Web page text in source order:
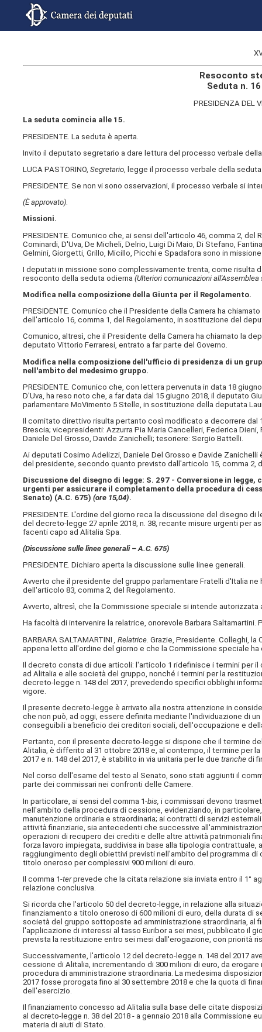
Resoconto
Seduta n.
PRESIDENZA DEL
La seduta comincia alle 15.
PRESIDENTE. La seduta è aperta.
Invito il deputato segretario a dare lettura del processo verbale
LUCA PASTORINO,Segretario , legge il processo verbale della
PRESIDENTE. Se non vi sono osservazioni, il processo verbale si
(È approvato).
Missioni.
PRESIDENTE. Comunico che, ai sensi dell'articolo 46, comma 2,
Cominardi, D'Uva, De Micheli, Delrio, Luigi Di Maio, Di Stefano,
Gelmini, Giorgetti, Grillo, Micillo, Picchi e Spadafora sono in
I deputati in missione sono complessivamente trenta, come
resoconto della seduta odierna(Ulteriori comunicazioni
Modifica nella composizione della Giunta per il Regolamento.
PRESIDENTE. Comunico che il Presidente della Camera ha
dell'articolo 16, comma 1, del Regolamento, in sostituzione del
Comunico, altresì, che il Presidente della Camera ha chiamato la
deputato Vittorio Ferraresi, entrato a far parte del Governo.
Modifica nella composizione dell'ufficio di presidenza di un
nell'ambito del medesimo gruppo.
PRESIDENTE. Comunico che, con lettera pervenuta in data 18
D'Uva, ha reso noto che, a far data dal 15 giugno 2018, il deputato
parlamentare MoVimento 5 Stelle, in sostituzione della deputata
Il comitato direttivo risulta pertanto così modificato a decorrere dal
Brescia; vicepresidenti: Azzurra Pia Maria Cancelleri, Federica
Daniele Del Grosso, Davide Zanichelli; tesoriere: Sergio Battelli.
Ai deputati Cosimo Adelizzi, Daniele Del Grosso e Davide
del presidente, secondo quanto previsto dall'articolo 15, comma 2,
Discussione del disegno di legge: S. 297 - Conversione in
urgenti per assicurare il completamento della procedura di
Senato) (A.C. 675)(ore 15,04).
PRESIDENTE. L'ordine del giorno reca la discussione del disegno
del decreto-legge 27 aprile 2018, n. 38, recante misure urgenti per
facenti capo ad Alitalia Spa.
(Discussione sulle linee generali – A.C. 675)
PRESIDENTE. Dichiaro aperta la discussione sulle linee generali.
Avverto che il presidente del gruppo parlamentare Fratelli d'Italia
dell'articolo 83, comma 2, del Regolamento.
Avverto, altresì, che la Commissione speciale si intende autorizzata
Ha facoltà di intervenire la relatrice, onorevole Barbara Saltamartini.
BARBARA SALTAMARTINI
, Relatrice.Grazie, Presidente. Colleghi, la
appena letto all'ordine del giorno e che la Commissione speciale ha
Il decreto consta di due articoli: l'articolo 1 ridefinisce i termini per
ad Alitalia e alle società del gruppo, nonché i termini per la
decreto-legge n. 148 del 2017, prevedendo specifici obblighi
vigore.
Il presente decreto-legge è arrivato alla nostra attenzione in
che non può, ad oggi, essere definita mediante l'individuazione di
conseguibili a beneficio dei creditori sociali, dell'occupazione e
Pertanto, con il presente decreto-legge si dispone che il termine
Alitalia, è differito al 31 ottobre 2018 e, al contempo, il termine per
2017 e n. 148 del 2017, è stabilito in via unitaria per le duetranche di
Nel corso dell'esame del testo al Senato, sono stati aggiunti il
parte dei commissari nei confronti delle Camere.
In particolare, ai sensi del comma 1-bis, i commissari devono
nell'ambito della procedura di cessione, evidenziando, in
manutenzione ordinaria e straordinaria; ai contratti di servizi
attività finanziarie, sia antecedenti che successive
operazioni di recupero dei crediti e delle altre attività patrimoniali
forza lavoro impiegata, suddivisa in base alla tipologia
raggiungimento degli obiettivi previsti nell'ambito del programma
titolo oneroso per complessivi 900 milioni di euro.
Il comma 1-terprevede che la citata relazione sia inviata entro il 1°
relazione conclusiva.
Si ricorda che l'articolo 50 del decreto-legge, in relazione alla
finanziamento a titolo oneroso di 600 milioni di euro, della durata
società del gruppo sottoposte ad amministrazione straordinaria, al
l'applicazione di interessi al tasso Euribor a sei mesi, pubblicato il
prevista la restituzione entro sei mesi dall'erogazione, con priorità
Successivamente, l'articolo 12 del decreto-legge n. 148 del 2017
cessione di Alitalia, incrementando di 300 milioni di euro, da
procedura di amministrazione straordinaria. La medesima
2017 fosse prorogata fino al 30 settembre 2018 e che la quota di
dell'esercizio.
Il finanziamento concesso ad Alitalia sulla base delle citate
al decreto-legge n. 38 del 2018 - a gennaio 2018 alla
materia di aiuti di Stato.